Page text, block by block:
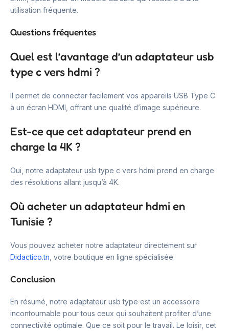
utilisation fréquente.
Questions fréquentes
Quel est l’avantage d’un adaptateur usb
type c vers hdmi ?
Il permet de connecter facilement vos appareils USB Type C
à un écran HDMI, offrant une qualité d’image supérieure.
Est-ce que cet adaptateur prend en
charge la 4K ?
Oui, notre adaptateur usb type c vers hdmi prend en charge
des résolutions allant jusqu’à 4K.
Où acheter un adaptateur hdmi en
Tunisie ?
Vous pouvez acheter notre adaptateur directement sur
Didactico.tn , votre boutique en ligne spécialisée.
Conclusion
En résumé, notre adaptateur usb type est un accessoire
incontournable pour tous ceux qui souhaitent profiter d’une
connectivité optimale. Que ce soit pour le travail. Le loisir, cet